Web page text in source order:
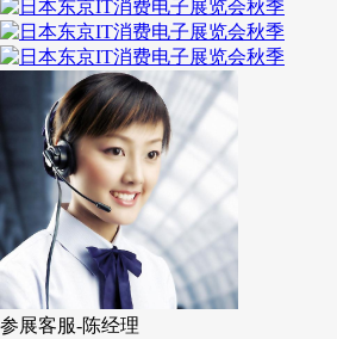
参展客服-陈经理